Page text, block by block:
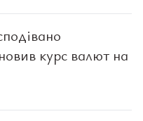
курс валют на